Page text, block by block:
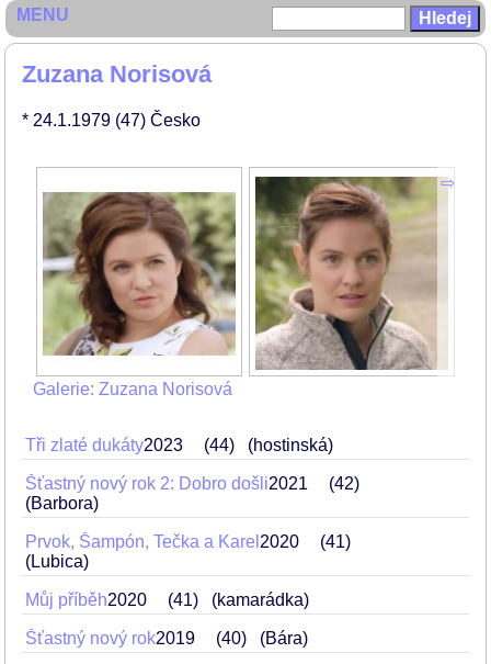
Zuzana Norisová
* 24.1.1979 (47) Česko
Galerie: Zuzana Norisová
Tři zlaté dukáty2023 44 (hostinská)
Šťastný nový rok 2: Dobro došli2021
42
(Barbora)
Prvok, Šampón, Tečka a Karel 2020
41
(Lubica)
Můj příběh2020 41 (kamarádka)
Šťastný nový rok2019 40 (Bára)
MENU